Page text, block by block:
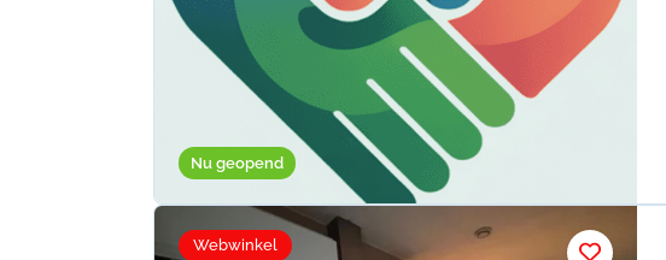
Nu geopend
Webwinkel